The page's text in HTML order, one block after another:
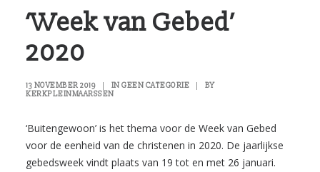
‘Week van Gebed’
2020
13 NOVEMBER 2019 IN GEEN CATEGORIE
BY
KERKPLEINMAARSSEN
‘Buitengewoon’ is het thema voor de Week van Gebed
voor de eenheid van de christenen in 2020. De jaarlijkse
gebedsweek vindt plaats van 19 tot en met 26 januari.